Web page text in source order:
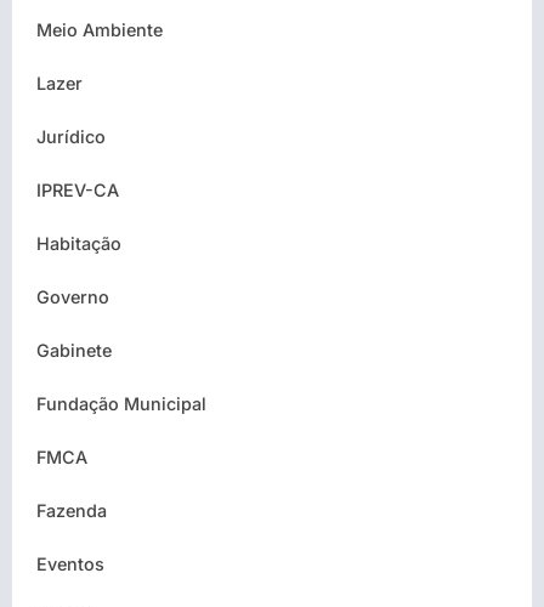
Meio Ambiente
Lazer
Jurídico
IPREV-CA
Habitação
Governo
Gabinete
Fundação Municipal
FMCA
Fazenda
Eventos